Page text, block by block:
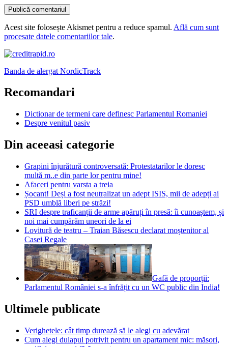
Acest site folosește Akismet pentru a reduce spamul. Află cum sunt
procesate datele comentariilor tale.
Banda de alergat NordicTrack
Recomandari
Dictionar de termeni care definesc Parlamentul Romaniei
Despre venitul pasiv
Din aceeasi categorie
Grapini înjurătură controversată: Protestatarilor le doresc
multă m..e din parte lor pentru mine!
Afaceri pentru varsta a treia
Șocant! Deși a fost neutralizat un adept ISIS, mii de adepți ai
PSD umblă liberi pe străzi!
SRI despre traficanții de arme apăruți în presă: îi cunoaștem, și
noi mai cumpărăm uneori de la ei
Lovitură de teatru – Traian Băsescu declarat moștenitor al
Casei Regale
Gafă de proporții:
Parlamentul României s-a înfrățit cu un WC public din India!
Ultimele publicate
Verighetele: cât timp durează să le alegi cu adevărat
Cum alegi dulapul potrivit pentru un apartament mic: măsori,